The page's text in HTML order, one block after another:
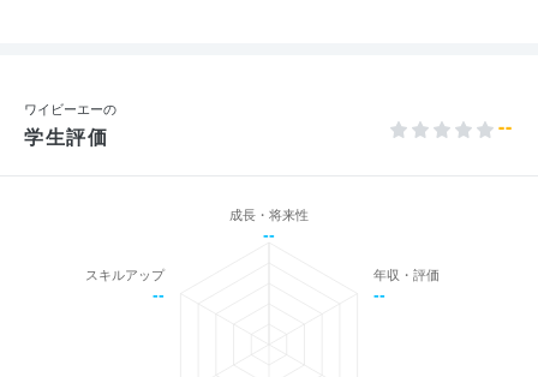
ワイビーエーの
学生評価 --
成長・将来性
--
年収・評価
--
スキルアップ
--